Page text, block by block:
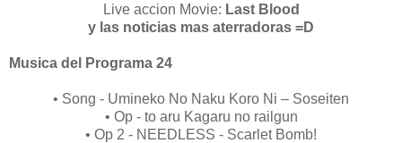
Live accion Movie: Last Blood
y las noticias mas aterradoras =D
Musica del Programa 24
• Song - Umineko No Naku Koro Ni – Soseiten
• Op - to aru Kagaru no railgun
• Op 2 - NEEDLESS - Scarlet Bomb!